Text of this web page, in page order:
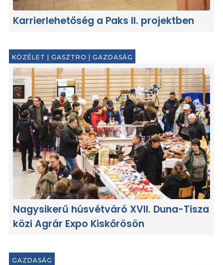
Karrierlehetőség a Paks II. projektben
KÖZÉLET GASZTRO GAZDASÁG
Nagysikerű húsvétváró XVII. Duna-Tisza
közi Agrár Expo Kiskőrösön
GAZDASÁG